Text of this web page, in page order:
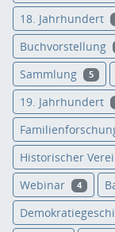
18. Jahrhundert
Buchvorstellung
Sammlung 5
19. Jahrhundert
Historischer
Webinar 4